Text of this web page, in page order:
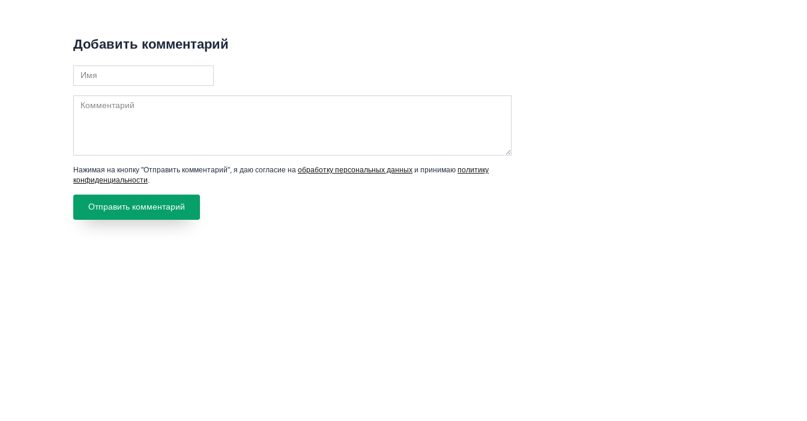
Добавить комментарий
Имя
Комментарий
Нажимая на кнопку "Отправить комментарий", я даю согласие на обработку персональных данных и принимаю политику
конфиденциальности